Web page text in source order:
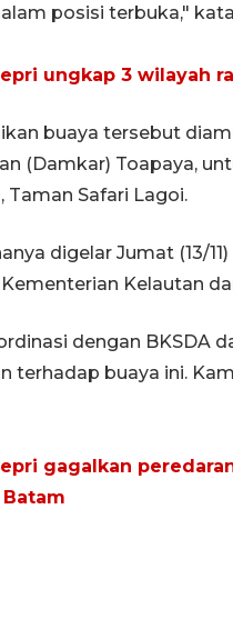
posisi terbuka,"
ungkap 3 wilayah
buaya tersebut
(Damkar) Toapaya,
Taman Safari Lagoi.
digelar Jumat (13/
Kelautan
dengan BKSDA
terhadap buaya ini.
gagalkan